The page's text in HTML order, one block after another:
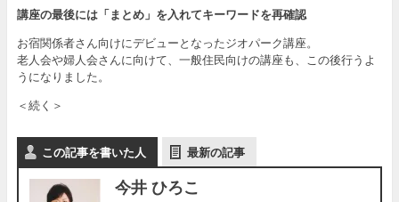
講座の最後には「まとめ」を入れてキーワードを再確認
お宿関係者さん向けにデビューとなったジオパーク講座。
老人会や婦人会さんに向けて、一般住民向けの講座も、この後行うよ
うになりました。
＜続く＞
この記事を書いた人 最新の記事
今井 ひろこ